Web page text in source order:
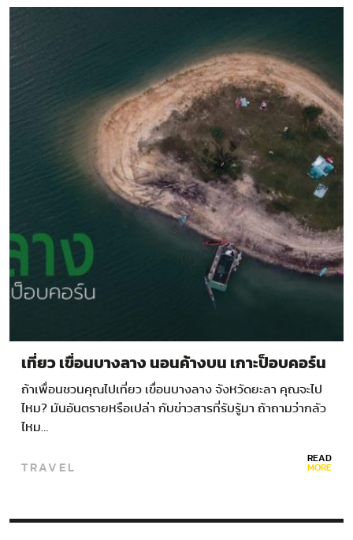
เที่ยว เขื่อนบางลาง นอนค้างบน เกาะป็อบคอร์น
ถ้าเพื่อนชวนคุณไปเที่ยว เขื่อนบางลาง จังหวัดยะลา คุณจะไป
ไหม? มันอันตรายหรือเปล่า กับข่าวสารที่รับรู้มา ถ้าถามว่ากลัว
ไหม…
TRAVEL READ
MORE